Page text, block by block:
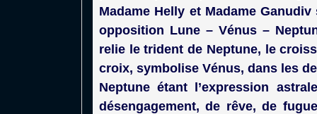
Madame Helly et Madame
opposition Lune – Vénus –
relie le trident de Neptune, le
croix, symbolise Vénus, dans les
Neptune étant l’expression
désengagement, de rêve, de